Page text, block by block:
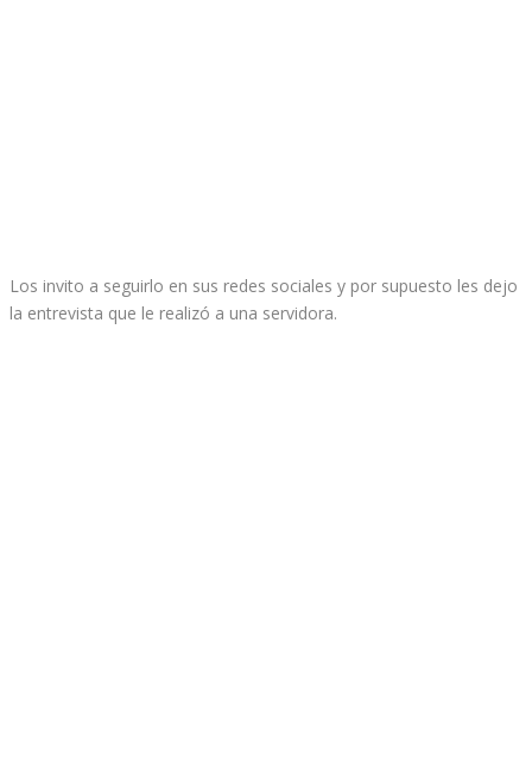
Los invito a seguirlo en sus redes sociales y por supuesto les dejo
la entrevista que le realizó a una servidora.